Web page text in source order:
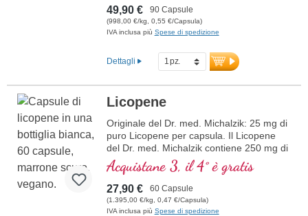
49,90 € 90 Capsule
(998,00 €/kg, 0,55 €/Capsula)
IVA inclusa più Spese di spedizione
Dettagli
Licopene
Originale del Dr. med. Michalzik: 25 mg di
puro Licopene per capsula. Il Licopene
del Dr. med. Michalzik contiene 250 mg di
estratto di carotenoidi con 25 mg di
licopene naturale, estratto da Solanum
lycopersicum. Le nostre capsule di
licopene sono riempite sotto atmosfera di
argon per garantire qualità e purezza. La
Acquistane 3, il 4° è gratis
27,90 € 60 Capsule
(1.395,00 €/kg, 0,47 €/Capsula)
IVA inclusa più Spese di spedizione